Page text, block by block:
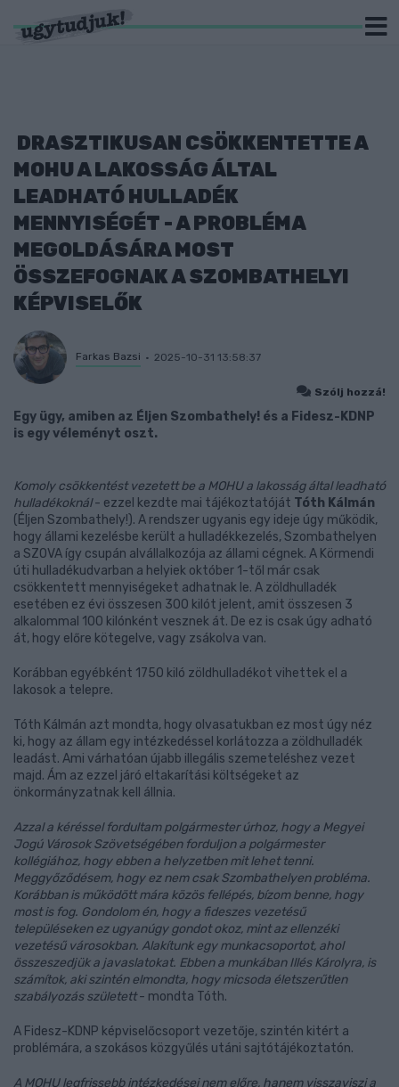
DRASZTIKUSAN CSÖKKENTETTE A
MOHU A LAKOSSÁG ÁLTAL
LEADHATÓ HULLADÉK
MENNYISÉGÉT - A PROBLÉMA
MEGOLDÁSÁRA MOST
ÖSSZEFOGNAK A SZOMBATHELYI
KÉPVISELŐK
Farkas Bazsi 2025-10-31 13:58:37
Szólj hozzá!
Egy ügy, amiben az Éljen Szombathely! és a Fidesz-KDNP
is egy véleményt oszt.
Komoly csökkentést vezetett be a MOHU a lakosság által leadható
hulladékoknál- ezzel kezdte mai tájékoztatóját Tóth Kálmán
(Éljen Szombathely!). A rendszer ugyanis egy ideje úgy működik,
hogy állami kezelésbe került a hulladékkezelés, Szombathelyen
a SZOVA így csupán alvállalkozója az állami cégnek. A Körmendi
úti hulladékudvarban a helyiek október 1-től már csak
csökkentett mennyiségeket adhatnak le. A zöldhulladék
esetében ez évi összesen 300 kilót jelent, amit összesen 3
alkalommal 100 kilónként vesznek át. De ez is csak úgy adható
át, hogy előre kötegelve, vagy zsákolva van.
Korábban egyébként 1750 kiló zöldhulladékot vihettek el a
lakosok a telepre.
Tóth Kálmán azt mondta, hogy olvasatukban ez most úgy néz
ki, hogy az állam egy intézkedéssel korlátozza a zöldhulladék
leadást. Ami várhatóan újabb illegális szemeteléshez vezet
majd. Ám az ezzel járó eltakarítási költségeket az
önkormányzatnak kell állnia.
Azzal a kéréssel fordultam polgármester úrhoz, hogy a Megyei
Jogú Városok Szövetségében forduljon a polgármester
kollégiához, hogy ebben a helyzetben mit lehet tenni.
Meggyőződésem, hogy ez nem csak Szombathelyen probléma.
Korábban is működött mára közös fellépés, bízom benne, hogy
most is fog. Gondolom én, hogy a fideszes vezetésű
településeken ez ugyanúgy gondot okoz, mint az ellenzéki
vezetésű városokban. Alakítunk egy munkacsoportot, ahol
összeszedjük a javaslatokat. Ebben a munkában Illés Károlyra, is
számítok, aki szintén elmondta, hogy micsoda életszerűtlen
szabályozás született- mondta Tóth.
A Fidesz-KDNP képviselőcsoport vezetője, szintén kitért a
problémára, a szokásos közgyűlés utáni sajtótájékoztatón.
A MOHU legfrissebb intézkedései nem előre, hanem visszaviszi a